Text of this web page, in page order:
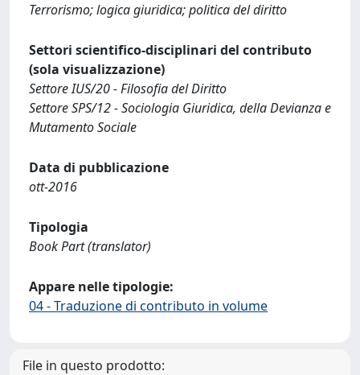
Terrorismo; logica giuridica; politica del diritto
Settori scientifico-disciplinari del contributo
(sola visualizzazione)
Settore IUS/20 - Filosofia del Diritto
Settore SPS/12 - Sociologia Giuridica, della Devianza e
Mutamento Sociale
Data di pubblicazione
ott-2016
Tipologia
Book Part (translator)
Appare nelle tipologie:
04 - Traduzione di contributo in volume
File in questo prodotto: